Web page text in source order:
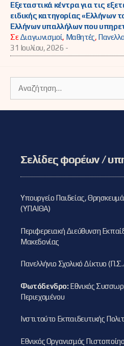
Εξεταστικά κέντρα για τις
ειδικής κατηγορίας «Ελλήνων
Ελλήνων υπαλλήλων που
ΣεΔιαγωνισμοί, Μαθητές,
31 Ιουλίου, 2026 -
για:
Σελίδες φορέων /
Υπουργείο Παιδείας,
(ΥΠΑΙΘΑ)
Περιφερειακή Διεύθυνση
Μακεδονίας
Πανελλήνιο Σχολικό Δίκτυο
Φωτόδενδρο:Εθνικός
Περιεχομένου
Ινστιτούτο Εκπαιδευτικής
Εθνικός Οργανισμός